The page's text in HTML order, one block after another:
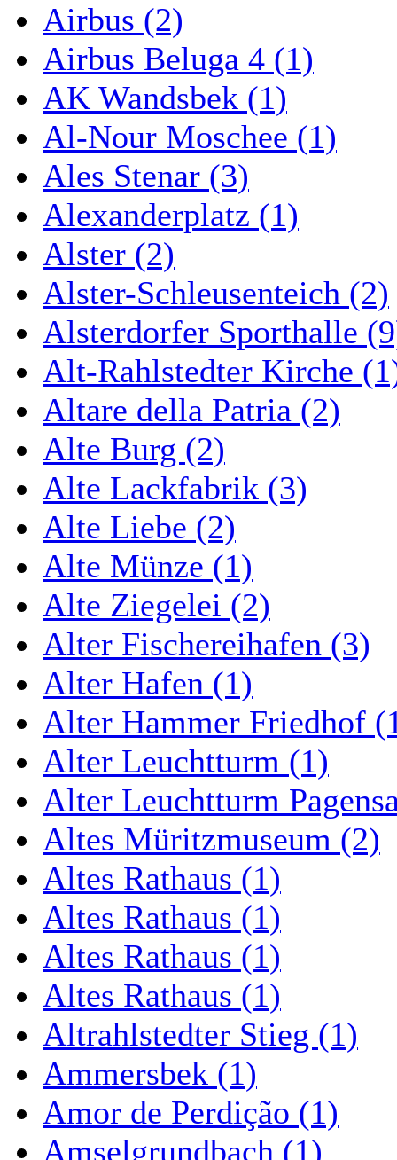
Airbus (2)
Airbus Beluga 4 (1)
AK Wandsbek (1)
Al-Nour Moschee (1)
Ales Stenar (3)
Alexanderplatz (1)
Alster (2)
Alster-Schleusenteich (2)
Alsterdorfer Sporthalle
Alt-Rahlstedter Kirche
Altare della Patria (2)
Alte Burg (2)
Alte Lackfabrik (3)
Alte Liebe (2)
Alte Münze (1)
Alte Ziegelei (2)
Alter Fischereihafen (3)
Alter Hafen (1)
Alter Hammer Friedhof
Alter Leuchtturm (1)
Alter Leuchtturm
Altes Müritzmuseum (2)
Altes Rathaus (1)
Altes Rathaus (1)
Altes Rathaus (1)
Altes Rathaus (1)
Altrahlstedter Stieg (1)
Ammersbek (1)
Amor de Perdição (1)
Amselgrundbach (1)